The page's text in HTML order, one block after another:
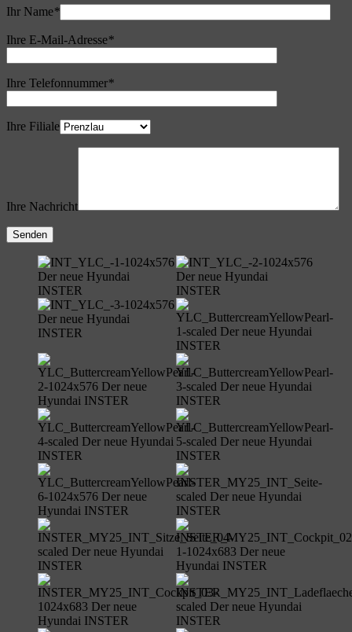
Ihr Name*
Ihre E-Mail-Adresse*
Ihre Telefonnummer*
Ihre Filiale
Ihre Nachricht